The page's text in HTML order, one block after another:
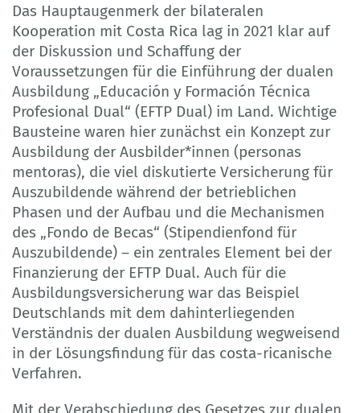
Das Hauptaugenmerk der bilateralen
Kooperation mit Costa Rica lag in 2021 klar auf
der Diskussion und Schaffung der
Voraussetzungen für die Einführung der dualen
Ausbildung „Educación y Formación Técnica
Profesional Dual“ (EFTP Dual) im Land. Wichtige
Bausteine waren hier zunächst ein Konzept zur
Ausbildung der Ausbilder*innen (personas
mentoras), die viel diskutierte Versicherung für
Auszubildende während der betrieblichen
Phasen und der Aufbau und die Mechanismen
des „Fondo de Becas“ (Stipendienfond für
Auszubildende) – ein zentrales Element bei der
Finanzierung der EFTP Dual. Auch für die
Ausbildungsversicherung war das Beispiel
Deutschlands mit dem dahinterliegenden
Verständnis der dualen Ausbildung wegweisend
in der Lösungsfindung für das costa-ricanische
Verfahren.
Mit der Verabschiedung des Gesetzes zur dualen